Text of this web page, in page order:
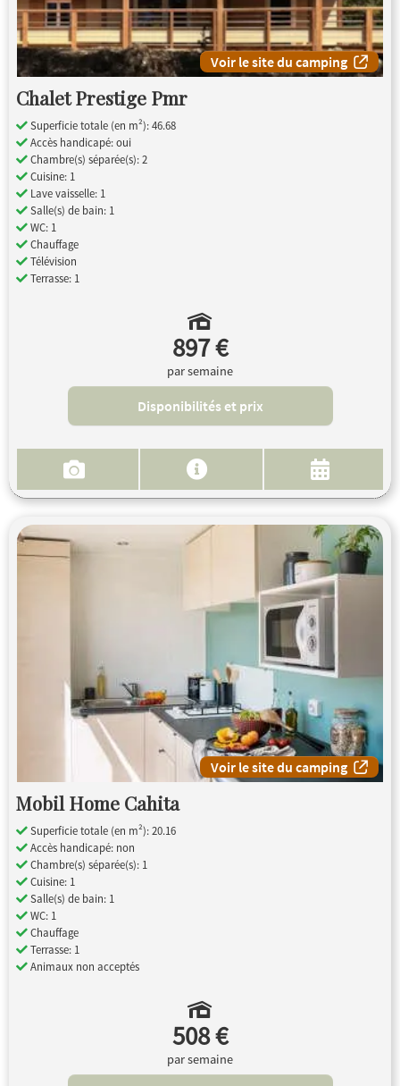
Voir le site du camping
Chalet Prestige Pmr
Superficie totale (en m²): 46.68
Accès handicapé: oui
Chambre(s) séparée(s): 2
Cuisine: 1
Lave vaisselle: 1
Salle(s) de bain: 1
WC: 1
Chauffage
Télévision
Terrasse: 1
897 €
par semaine
Disponibilités et prix
Voir le site du camping
Mobil Home Cahita
Superficie totale (en m²): 20.16
Accès handicapé: non
Chambre(s) séparée(s): 1
Cuisine: 1
Salle(s) de bain: 1
WC: 1
Chauffage
Terrasse: 1
Animaux non acceptés
508 €
par semaine